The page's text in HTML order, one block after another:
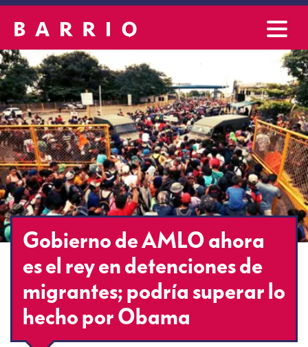
Gobierno de AMLO ahora
es el rey en detenciones de
migrantes; podría superar lo
hecho por Obama